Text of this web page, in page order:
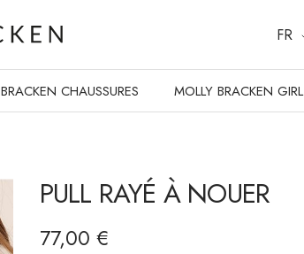
FR
BRACKEN CHAUSSURES MOLLY BRACKEN GIRL
PULL RAYÉ À NOUER
77,00 €